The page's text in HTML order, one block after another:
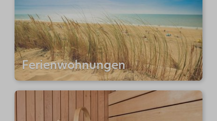
Ferienwohnungen